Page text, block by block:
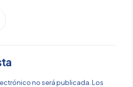
no será publicada. Los